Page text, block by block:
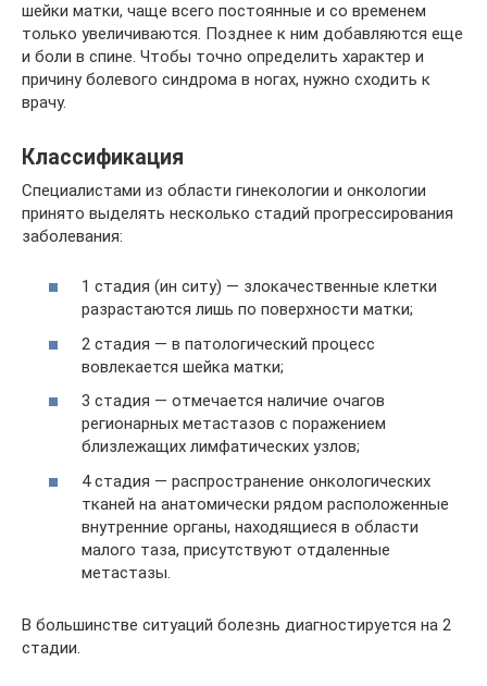
шейки матки, чаще всего постоянные и со временем
только увеличиваются. Позднее к ним добавляются еще
и боли в спине. Чтобы точно определить характер и
причину болевого синдрома в ногах, нужно сходить к
врачу.
Классификация
Специалистами из области гинекологии и онкологии
принято выделять несколько стадий прогрессирования
заболевания:
1 стадия (ин ситу) — злокачественные клетки
разрастаются лишь по поверхности матки;
2 стадия — в патологический процесс
вовлекается шейка матки;
3 стадия — отмечается наличие очагов
регионарных метастазов с поражением
близлежащих лимфатических узлов;
4 стадия — распространение онкологических
тканей на анатомически рядом расположенные
внутренние органы, находящиеся в области
малого таза, присутствуют отдаленные
метастазы.
В большинстве ситуаций болезнь диагностируется на 2
стадии.